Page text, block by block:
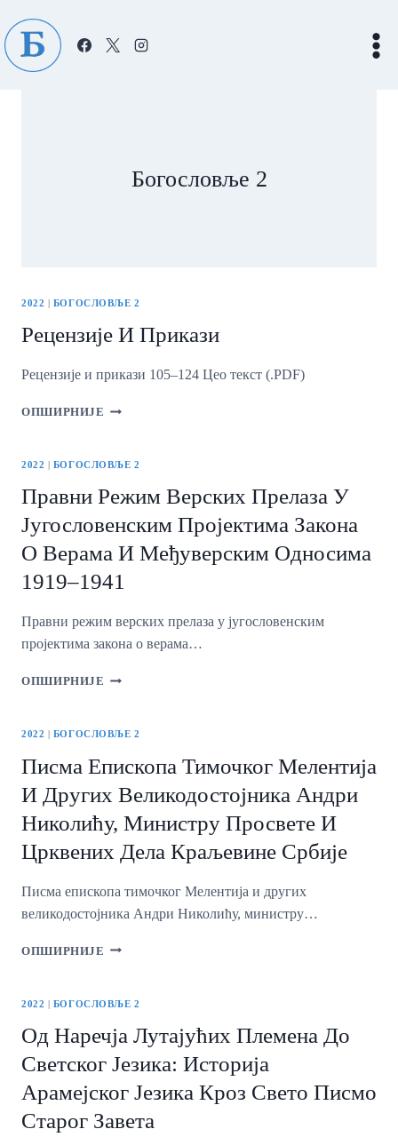
to
content
Богословље 2
2022 | БОГОСЛОВЉЕ 2
Рецензије И Прикази
Рецензије и прикази 105–124 Цео текст (.PDF)
ОПШИРНИЈЕ РЕЦЕНЗИЈЕ
2022 | БОГОСЛОВЉЕ 2
Правни Режим Верских Прелаза У
Југословенским Пројектима Закона
О Верама И Међуверским Односима
1919–1941
Правни режим верских прелаза у југословенским
пројектима закона о верама…
ОПШИРНИЈЕ ПРАВНИ
ПРЕЛАЗА
ЈУГОСЛОВЕНСКИМ
ЗАКОНА
О
ВЕРАМА
И
ОДНОСИМА
1919–
2022 БОГОСЛОВЉЕ 2
Писма Епископа Тимочког Мелентија
И Других Великодостојника Андри
Николићу, Министру Просвете И
Црквених Дела Краљевине Србије
Писма епископа тимочког Мелентија и других
великодостојника Андри Николићу, министру…
ОПШИРНИЈЕ ПИСМА
МЕЛЕНТИЈА
ДРУГИХ
АНДРИ
НИКОЛИЋУ,
ПРОСВЕТЕ
2022 | БОГОСЛОВЉЕ 2
Од Наречја Лутајућих Племена До
Светског Језика: Историја
Арамејског Језика Кроз Свето Писмо
Старог Завета